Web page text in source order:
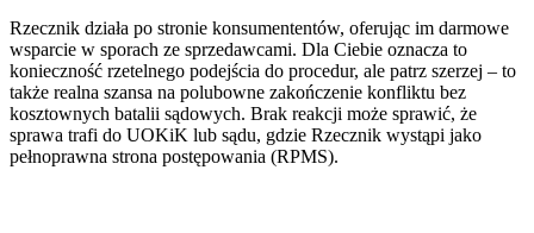
Rzecznik działa po stronie konsumententów, oferując im darmowe
wsparcie w sporach ze sprzedawcami. Dla Ciebie oznacza to
konieczność rzetelnego podejścia do procedur, ale patrz szerzej – to
także realna szansa na polubowne zakończenie konfliktu bez
kosztownych batalii sądowych. Brak reakcji może sprawić, że
sprawa trafi do UOKiK lub sądu, gdzie Rzecznik wystąpi jako
pełnoprawna strona postępowania (RPMS).